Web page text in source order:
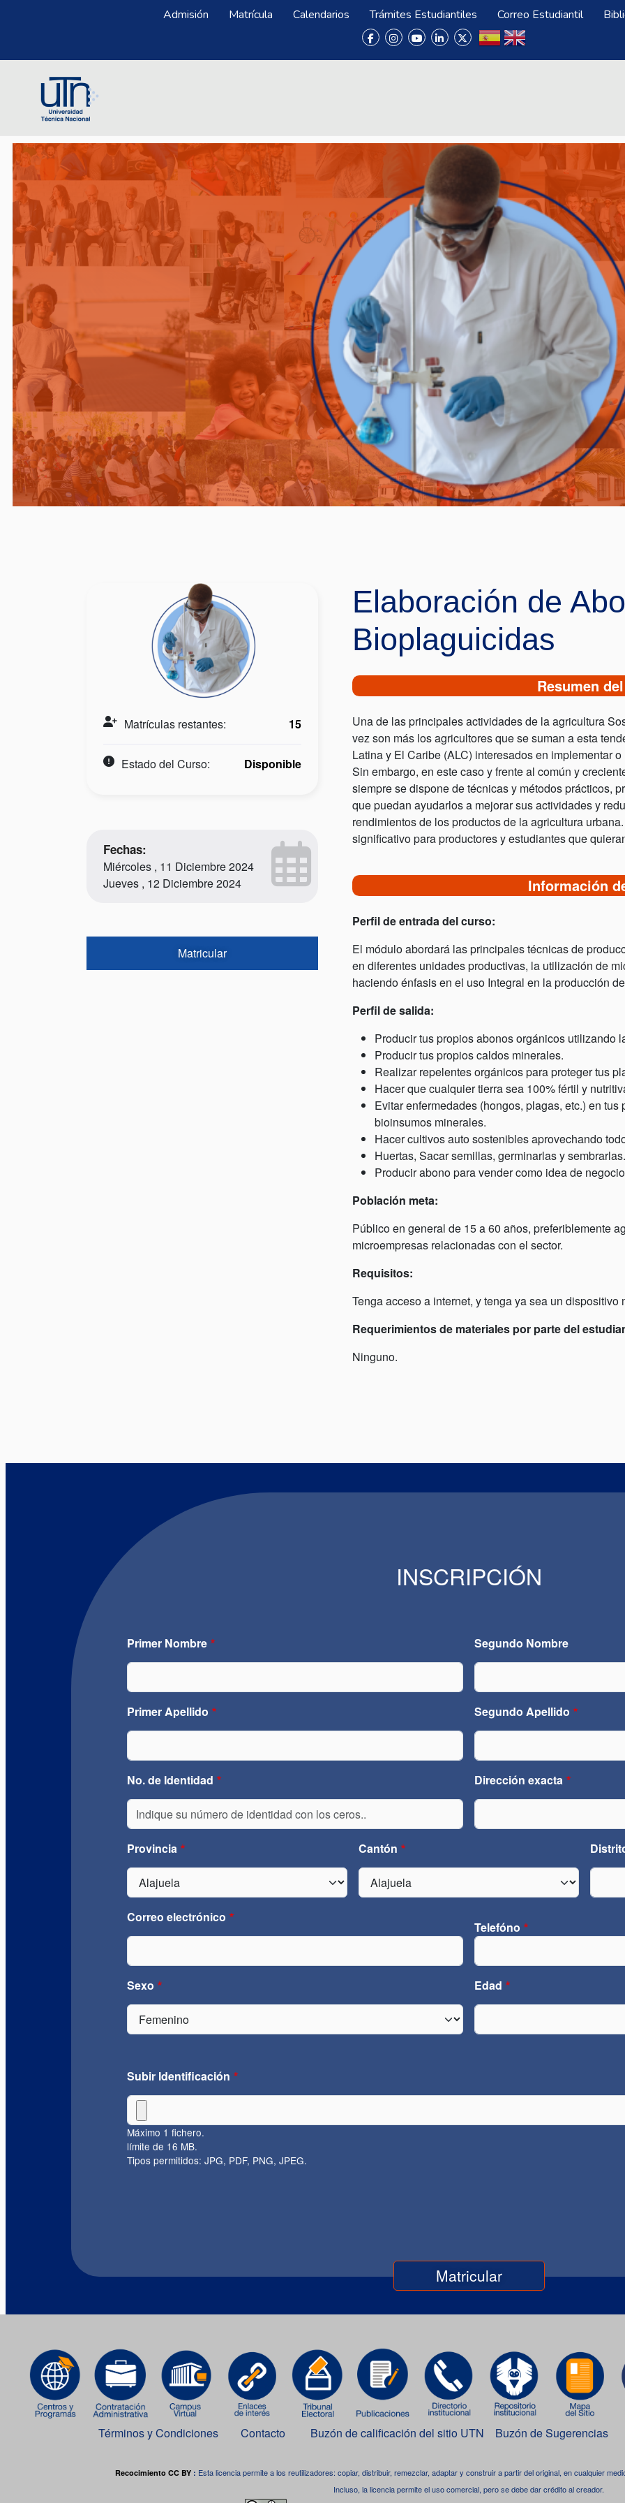
Menú Superior
Admisión Matrícula Calendarios Trámites Estudiantiles Correo Estudiantil
Matrículas restantes: 15
Estado del Curso: Disponible
Fechas:
Miércoles , 11 Diciembre 2024
Jueves , 12 Diciembre 2024
Matricular
Elaboración de
Bioplaguicidas
Resumen
Una de las principales actividades de la agricultura
vez son más los agricultores que se suman a esta
Latina y El Caribe (ALC) interesados en implementar
Sin embargo, en este caso y frente al común y
siempre se dispone de técnicas y métodos prácticos,
que puedan ayudarlos a mejorar sus actividades y
rendimientos de los productos de la agricultura
significativo para productores y estudiantes que
Información
Perfil de entrada del curso:
El módulo abordará las principales técnicas de
en diferentes unidades productivas, la utilización de
haciendo énfasis en el uso Integral en la producción
Perfil de salida:
Producir tus propios abonos orgánicos utilizando
Producir tus propios caldos minerales.
Realizar repelentes orgánicos para proteger tus
Hacer que cualquier tierra sea 100% fértil y
Evitar enfermedades (hongos, plagas, etc.) en
bioinsumos minerales.
Hacer cultivos auto sostenibles aprovechando
Huertas, Sacar semillas, germinarlas y sembrarlas.
Producir abono para vender como idea de
Población meta:
Público en general de 15 a 60 años, preferiblemente
microempresas relacionadas con el sector.
Requisitos:
Tenga acceso a internet, y tenga ya sea un dispositivo
Requerimientos de materiales por parte del
Ninguno.
INSCRIPCIÓN
Primer Nombre Segundo Nombre
Primer Apellido Segundo Apellido
No. de Identidad Dirección exacta
Provincia Cantón
Correo electrónico
Telefóno
Sexo Edad
Subir Identificación
Máximo 1 fichero.
límite de 16 MB.
Tipos permitidos: JPG, PDF, PNG, JPEG.
Términos y Condiciones Contacto Buzón de calificación del sitio UTN Buzón de Sugerencias
Recocimiento CC BY : Esta licencia permite a los reutilizadores: copiar, distribuir, remezclar, adaptar y construir a partir del original, en cualquier
Incluso, la licencia permite el uso comercial, pero se debe dar crédito al creador.